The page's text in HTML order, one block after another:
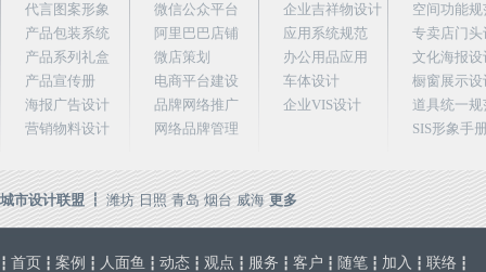
代言图案形象
产品包装系统
产品系列礼盒
产品宣传册
海报广告设计
营销物料设计
微信公众平台
阿里巴巴店铺
微店策划
电商平台建设
品牌网络推广
网络品牌管理
企业吉祥物设计
应用系统规范
办公用品应用
车体设计
企业VIS设计
空间功能规
专卖店门头
文化海报设
橱窗展示设
道具统一规
SIS形象手
城市设计联盟 ┇ 潍坊 日照 青岛 烟台 威海 更多
┇ 首页 ┇ 案例 ┇ 人面鱼 ┇ 动态 ┇ 观点 ┇ 服务 ┇ 客户 ┇ 随笔 ┇ 加入 ┇ 联络 ┇